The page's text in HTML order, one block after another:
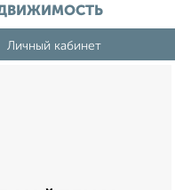
Личный кабинет